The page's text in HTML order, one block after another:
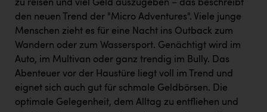
zu reisen und viel Geld auszugeben – das beschreibt
den neuen Trend der "Micro Adventures". Viele junge
Menschen zieht es für eine Nacht ins Outback zum
Wandern oder zum Wassersport. Genächtigt wird im
Auto, im Multivan oder ganz trendig im Bully. Das
Abenteuer vor der Haustüre liegt voll im Trend und
eignet sich auch gut für schmale Geldbörsen. Die
optimale Gelegenheit, dem Alltag zu entfliehen und